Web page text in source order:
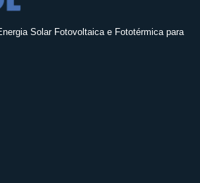
Solar Fotovoltaica e Fototérmica para